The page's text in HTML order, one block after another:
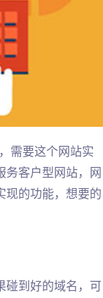
需要这个网站实
务客户型网站，网
现的功能，想要的
碰到好的域名，可